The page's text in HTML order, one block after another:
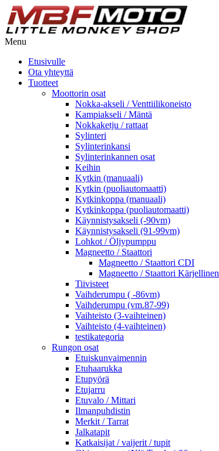
Menu
Etusivulle
Ota yhteyttä
Tuotteet
Moottorin osat
Nokka-akseli / Venttiilikoneisto
Kampiakseli / Mäntä
Nokkaketju / rattaat
Sylinteri
Sylinterinkansi
Sylinterinkannen osat
Keihin
Kytkin (manuaali)
Kytkin (puoliautomaatti)
Kytkinkoppa (manuaali)
Kytkinkoppa (puoliautomaatti)
Käynnistysakseli (-90vm)
Käynnistysakseli (91-99vm)
Lohkot / Öljypumppu
Magneetto / Staattori
Magneetto / Staattori CDI
Magneetto / Staattori Kärjellinen
Tiivisteet
Vaihderumpu ( -86vm)
Vaihderumpu (vm.87-99)
Vaihteisto (3-vaihteinen)
Vaihteisto (4-vaihteinen)
testikategoria
Rungon osat
Etuiskunvaimennin
Etuhaarukka
Etupyörä
Etujarru
Etuvalo / Mittari
Ilmanpuhdistin
Merkit / Tarrat
Jalkatapit
Katkaisijat / vaijerit / tupit